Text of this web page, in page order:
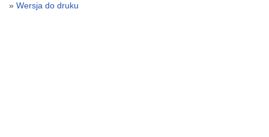
Wersja do druku